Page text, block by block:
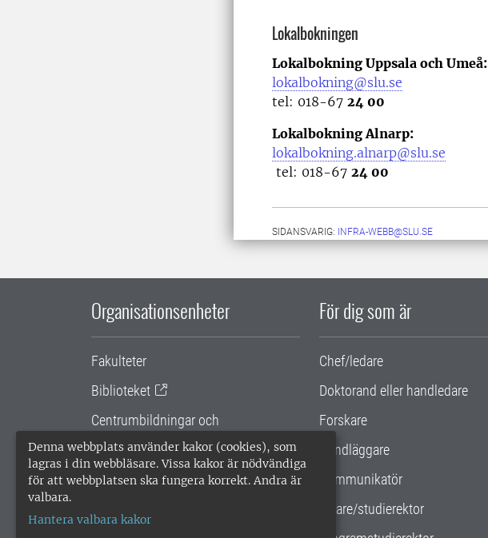
Denna webbplats använder kakor (cookies), som
lagras i din webbläsare. Vissa kakor är nödvändiga
för att webbplatsen ska fungera korrekt. Andra är
valbara.
Hantera valbara kakor
Lokalbokningen
Lokalbokning Uppsala och Umeå:
lokalbokning@slu.se
tel: 018-67 24 00
Lokalbokning Alnarp:
lokalbokning.alnarp@slu.se
tel: 018-67 24 00
SIDANSVARIG: INFRA-WEBB@SLU.SE
Organisationsenheter
Fakulteter
Biblioteket
Centrumbildningar och
samarbetsprojekt
Gemensamma verksamhetsstödet
För dig som är
Chef/ledare
Doktorand eller handledare
Forskare
Handläggare
Kommunikatör
Lärare/studierektor